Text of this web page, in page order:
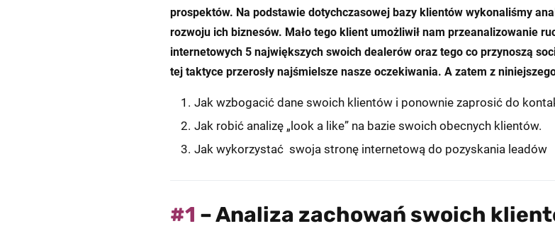
prospektów. Na podstawie dotychczasowej bazy klientów wykonaliśmy
rozwoju ich biznesów. Mało tego klient umożliwił nam przeanalizowanie
internetowych 5 największych swoich dealerów oraz tego co przynoszą
tej taktyce przerosły najśmielsze nasze oczekiwania. A zatem z
Jak wzbogacić dane swoich klientów i ponownie zaprosić do
Jak robić analizę „look a like” na bazie swoich obecnych klientów.
Jak wykorzystać swoja stronę internetową do pozyskania leadów
#1 – Analiza zachowań swoich